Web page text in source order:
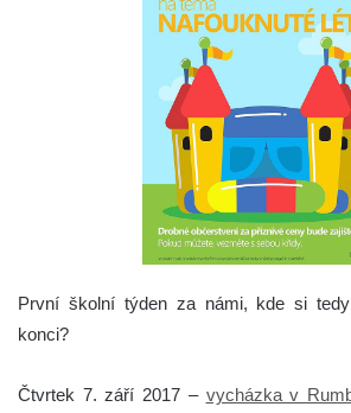
První školní týden za námi, kde si
konci?
Čtvrtek 7. září 2017 – vycházka v